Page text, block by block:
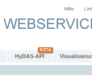
Hilfe
HyDAS-API